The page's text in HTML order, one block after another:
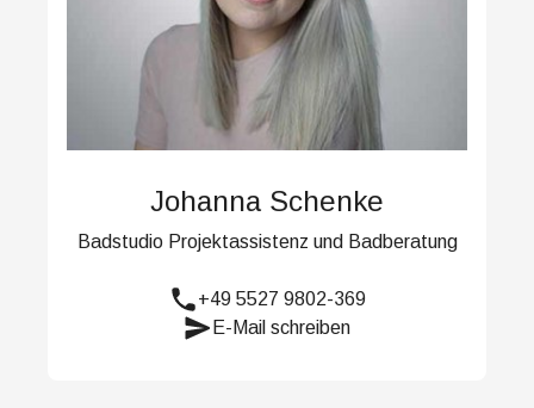
Johanna Schenke
Badstudio Projektassistenz und Badberatung
+49 5527 9802-369
E-Mail schreiben